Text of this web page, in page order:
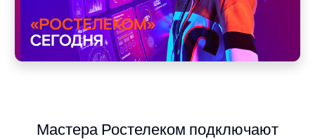
Мастера Ростелеком подключают